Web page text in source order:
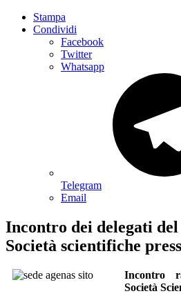
Stampa
Condividi
Facebook
Twitter
Whatsapp
Telegram
Email
Incontro dei delegati
Società scientifiche
Incontro
Società